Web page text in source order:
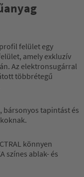
a
felület egy
amely exkluzív
Az elektronsugárral
többrétegű
bársonyos tapintást és
könnyen
színes ablak- és